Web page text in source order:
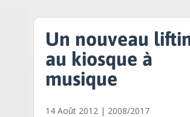
Un nouveau
au kiosque à
musique
14 Août 2012| 2008/2017